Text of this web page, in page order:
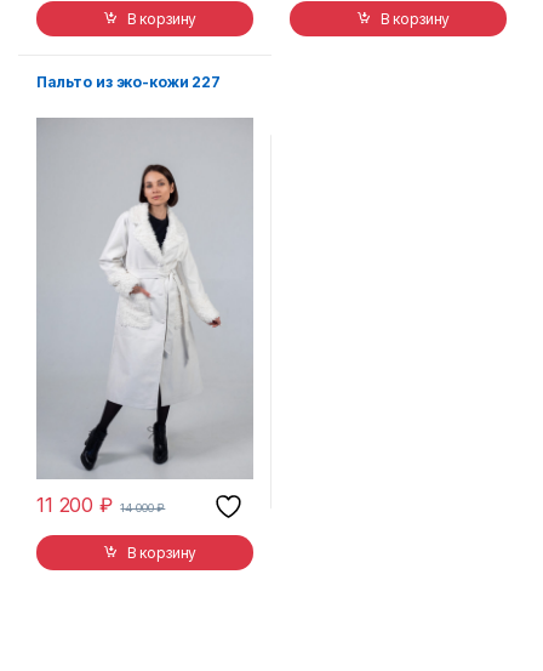
В корзину В корзину
Пальто из эко-кожи 227
11 200₽ 14 000₽
В корзину